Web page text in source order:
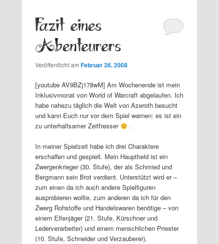
Fazit eines
Abenteurers
Veröffentlicht amFebruar 26, 2008
[youtube AV9BZj178wM] Am Wochenende ist mein
Inklusivmonat von World of Warcraft abgelaufen. Ich
habe nahezu täglich die Welt von Azeroth besucht
und kann Euch nur vor dem Spiel warnen: es ist ein
zu unterhaltsamer Zeitfresser
.
In meiner Spielzeit habe ich drei Charaktere
erschaffen und gespielt. Mein Hauptheld ist ein
Zwergenkrieger (30. Stufe), der als Schmied und
Bergmann sein Brot verdient. Unterstützt wird er –
zum einen da ich auch andere Spielfiguren
ausprobieren wollte, zum anderen da ich für den
Zwerg Rohstoffe und Handelswaren benötige – von
einem Elfenjäger (21. Stufe, Kürschner und
Lederverarbeiter) und einem menschlichen Priester
(10. Stufe, Schneider und Verzauberer).